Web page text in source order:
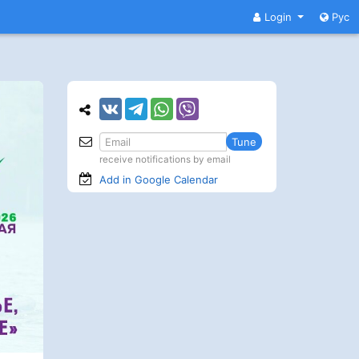
Login Рус
Tune
receive notifications by email
Add in Google Calendar